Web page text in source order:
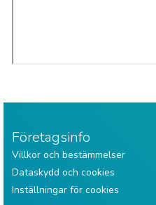
Företagsinfo
Villkor och bestämmelser
Dataskydd och cookies
Inställningar för cookies